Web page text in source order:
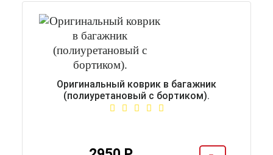
Оригинальный коврик в багажник
(полиуретановый с бортиком).